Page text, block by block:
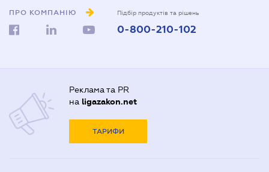
ПРО КОМПАНІЮ Підбір продуктів та рішень
0-800-210-102
Реклама та PR
на ligazakon.net
ТАРИФИ